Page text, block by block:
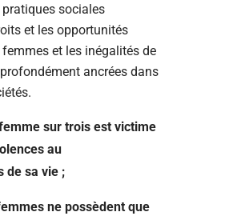
sociales
et les opportunités
et les inégalités de
ancrées dans
sur trois est victime
au
de sa vie ;
ne possèdent que